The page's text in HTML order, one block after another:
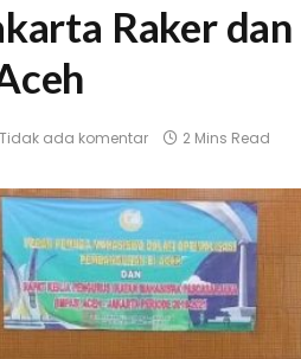
Raker
Tidak ada komentar 2 Mins Read